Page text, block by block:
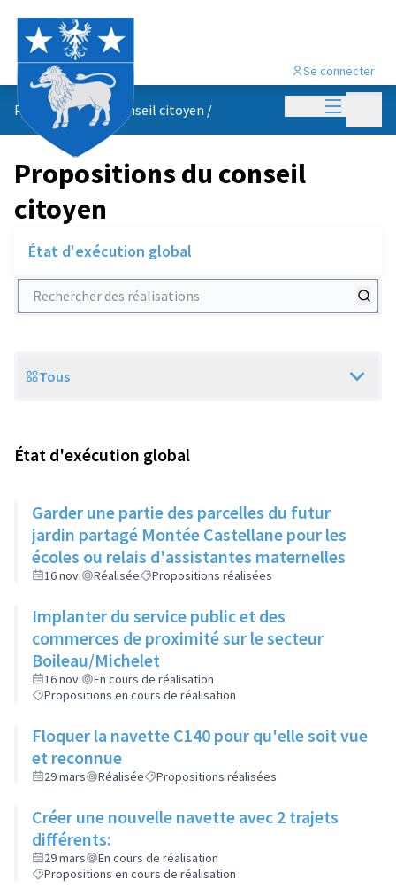
Menu
Se connecter
Propositions du conseil citoyen /
Propositions du conseil
citoyen
État d'exécution global
Rechercher des réalisations
Scope
Tous
État d'exécution global
Garder une partie des parcelles du futur
jardin partagé Montée Castellane pour les
écoles ou relais d'assistantes maternelles
16 nov. Réalisée Propositions réalisées
Implanter du service public et des
commerces de proximité sur le secteur
Boileau/Michelet
16 nov.
En cours de réalisation
Propositions en cours de réalisation
Floquer la navette C140 pour qu'elle soit vue
et reconnue
29 mars Réalisée Propositions réalisées
Créer une nouvelle navette avec 2 trajets
différents:
29 mars
En cours de réalisation
Propositions en cours de réalisation